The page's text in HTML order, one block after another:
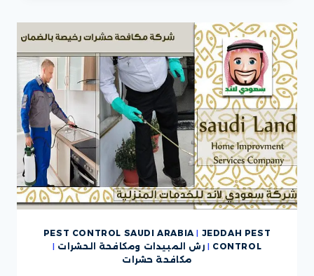
العربية
السعودية
PEST CONTROL SAUDI ARABIA | JEDDAH PEST
CONTROL
| رش المبيدات ومكافحة الحشرات |
مكافحة حشرات